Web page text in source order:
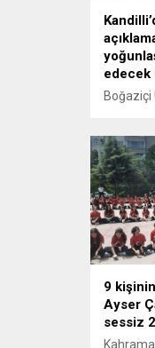
edecek
Boğaziçi
gelen
9
Ayser
sessiz